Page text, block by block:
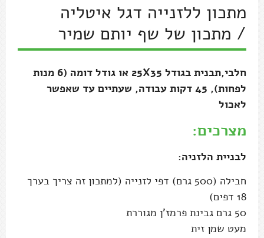
מתכון ללזנייה דגל איטליה
/ מתכון של שף יותם שמיר
חלבי,תבנית בגודל 25X35 או גודל דומה (6 מנות
לפחות), 45 דקות עבודה, שעתיים עד שאפשר
לאכול
מצרכים:
לבניית הלזניה:
חבילה (500 גרם) דפי לזנייה (למתכון זה צריך בערך
18 דפים)
50 גרם גבינת פרמז'ן מגוררת
מעט שמן זית